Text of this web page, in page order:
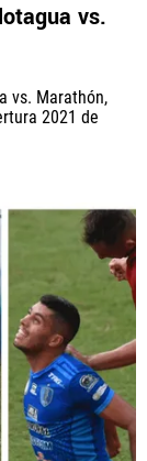
vs.
vs. Marathón,
2021 de